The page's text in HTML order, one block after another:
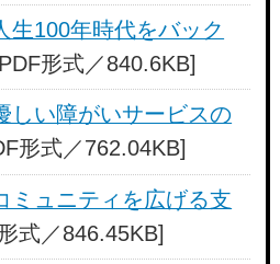
生100年時代をバック
形式／840.6KB]
しい障がいサービスの
形式／762.04KB]
ミュニティを広げる支
式／846.45KB]